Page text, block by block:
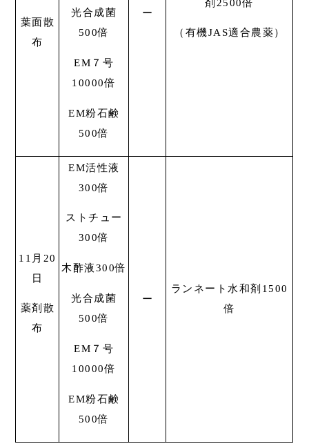
葉面散
布
光合成菌
500倍
EM７号
10000倍
EM粉石鹸
500倍
ー
剤2500倍
（有機JAS適合農薬）
11月20
日
薬剤散
布
EM活性液
300倍
ストチュー
300倍
木酢液300倍
光合成菌
500倍
EM７号
10000倍
EM粉石鹸
500倍
ー
ランネート水和剤1500
倍